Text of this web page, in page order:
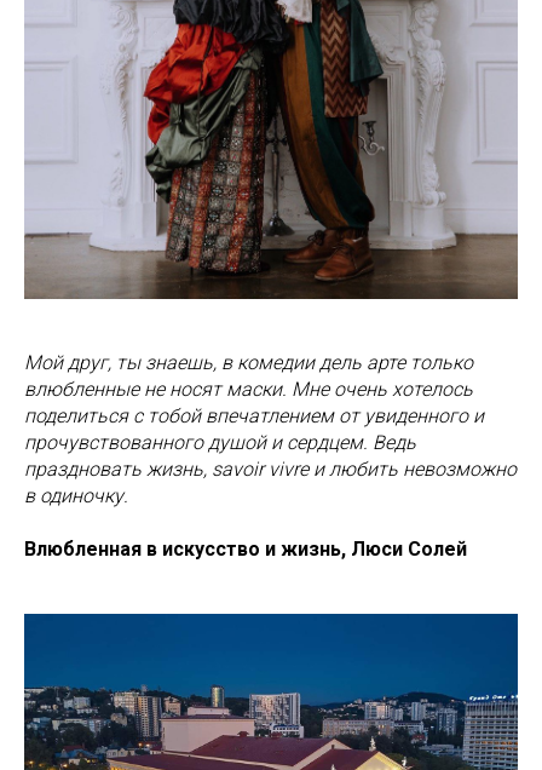
Мой друг, ты знаешь, в комедии дель арте только
влюбленные не носят маски. Мне очень хотелось
поделиться с тобой впечатлением от увиденного и
прочувствованного душой и сердцем. Ведь
праздновать жизнь, savoir vivre и любить невозможно
в одиночку.
Влюбленная в искусство и жизнь, Люси Солей